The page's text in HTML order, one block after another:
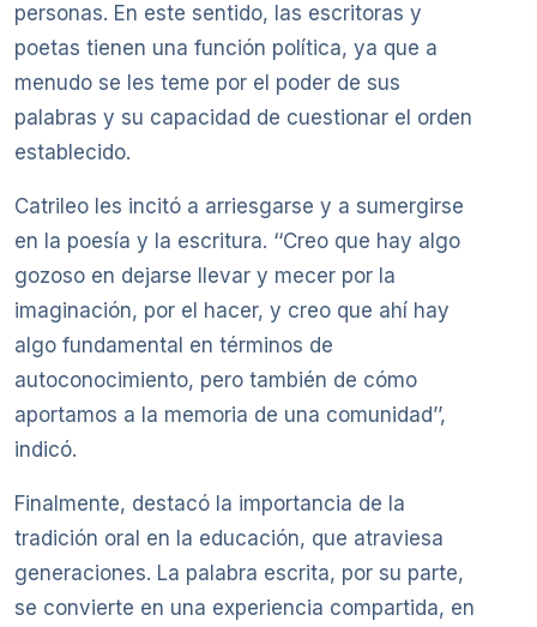
personas. En este sentido, las escritoras y
poetas tienen una función política, ya que a
menudo se les teme por el poder de sus
palabras y su capacidad de cuestionar el orden
establecido.
Catrileo les incitó a arriesgarse y a sumergirse
en la poesía y la escritura. ‘‘Creo que hay algo
gozoso en dejarse llevar y mecer por la
imaginación, por el hacer, y creo que ahí hay
algo fundamental en términos de
autoconocimiento, pero también de cómo
aportamos a la memoria de una comunidad’’,
indicó.
Finalmente, destacó la importancia de la
tradición oral en la educación, que atraviesa
generaciones. La palabra escrita, por su parte,
se convierte en una experiencia compartida, en